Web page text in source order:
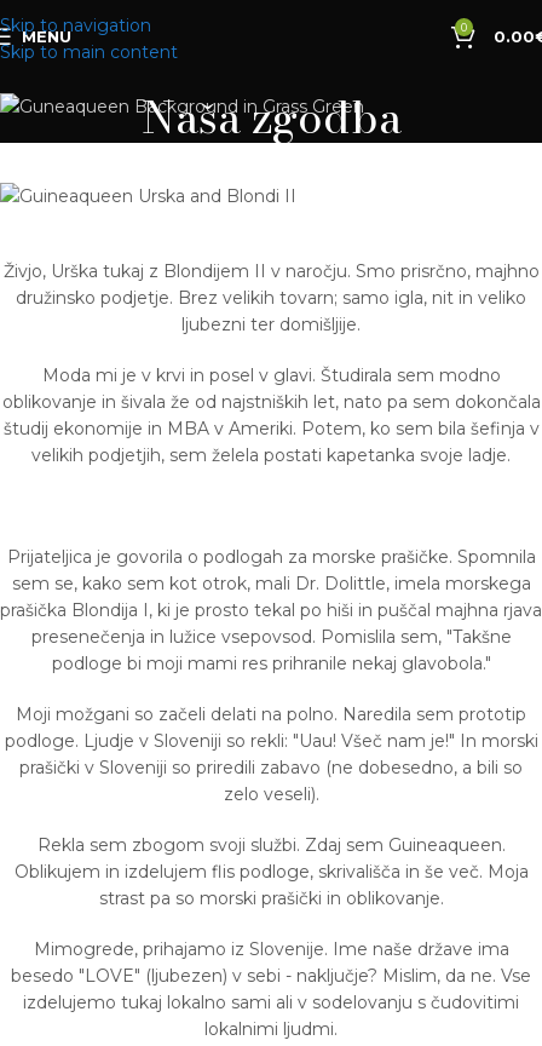
Skip to navigation
Skip to main content
MENU 0 0.00
Naša zgodba
Živjo, Urška tukaj z Blondijem II v naročju. Smo prisrčno, majhno
družinsko podjetje. Brez velikih tovarn; samo igla, nit in veliko
ljubezni ter domišljije.
Moda mi je v krvi in posel v glavi. Študirala sem modno
oblikovanje in šivala že od najstniških let, nato pa sem dokončala
študij ekonomije in MBA v Ameriki. Potem, ko sem bila šefinja v
velikih podjetjih, sem želela postati kapetanka svoje ladje.
Prijateljica je govorila o podlogah za morske prašičke. Spomnila
sem se, kako sem kot otrok, mali Dr. Dolittle, imela morskega
prašička Blondija I, ki je prosto tekal po hiši in puščal majhna rjava
presenečenja in lužice vsepovsod. Pomislila sem, "Takšne
podloge bi moji mami res prihranile nekaj glavobola."
Moji možgani so začeli delati na polno. Naredila sem prototip
podloge. Ljudje v Sloveniji so rekli: "Uau! Všeč nam je!" In morski
prašički v Sloveniji so priredili zabavo (ne dobesedno, a bili so
zelo veseli).
Rekla sem zbogom svoji službi. Zdaj sem Guineaqueen.
Oblikujem in izdelujem flis podloge, skrivališča in še več. Moja
strast pa so morski prašički in oblikovanje.
Mimogrede, prihajamo iz Slovenije. Ime naše države ima
besedo "LOVE" (ljubezen) v sebi - naključje? Mislim, da ne. Vse
izdelujemo tukaj lokalno sami ali v sodelovanju s čudovitimi
lokalnimi ljudmi.